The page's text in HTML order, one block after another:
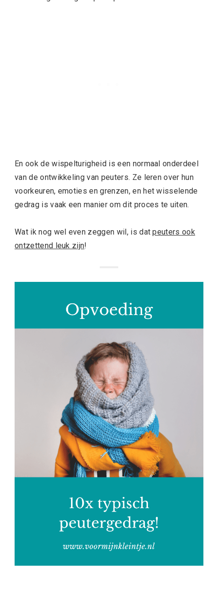
En ook de wispelturigheid is een normaal onderdeel
van de ontwikkeling van peuters. Ze leren over hun
voorkeuren, emoties en grenzen, en het wisselende
gedrag is vaak een manier om dit proces te uiten.
Wat ik nog wel even zeggen wil, is datpeuters ook
ontzettend leuk zijn!